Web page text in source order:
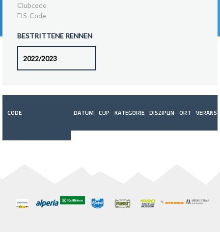
Clubcode
FIS-Code
BESTRITTENE RENNEN
CODE DATUM CUP KATEGORIE DISZIPLIN ORT